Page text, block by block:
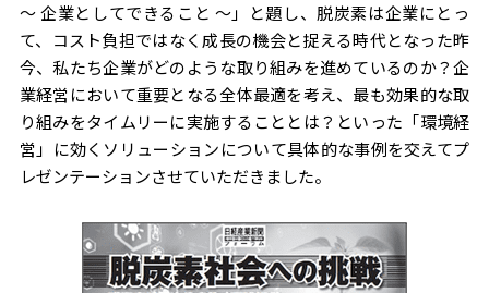
〜 企業としてできること 〜」と題し、脱炭素は企業にとっ
て、コスト負担ではなく成長の機会と捉える時代となった昨
今、私たち企業がどのような取り組みを進めているのか？企
業経営において重要となる全体最適を考え、最も効果的な取
り組みをタイムリーに実施することとは？といった「環境経
営」に効くソリューションについて具体的な事例を交えてプ
レゼンテーションさせていただきました。